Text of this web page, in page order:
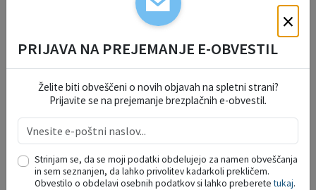
×
PRIJAVA NA PREJEMANJE E-OBVESTIL
Želite biti obveščeni o novih objavah na spletni strani?
Prijavite se na prejemanje brezplačnih e-obvestil.
Strinjam se, da se moji podatki obdelujejo za namen obveščanja
in sem seznanjen, da lahko privolitev kadarkoli prekličem.
Obvestilo o obdelavi osebnih podatkov si lahko preberetetukaj.